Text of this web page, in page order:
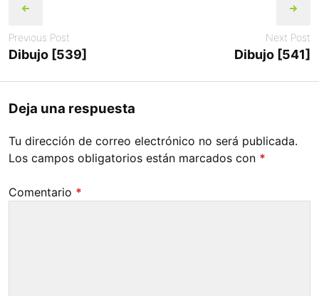
navigation
Previous Post
Dibujo [539]
Next Post
Dibujo [541]
Deja una respuesta
Tu dirección de correo electrónico no será publicada.
Los campos obligatorios están marcados con *
Comentario *